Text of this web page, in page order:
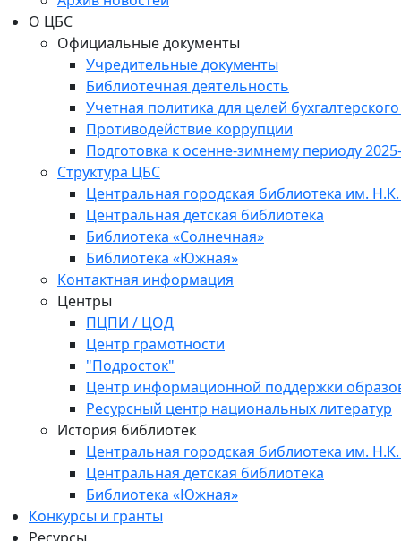
О ЦБС
Официальные документы
Учредительные документы
Библиотечная деятельность
Учетная политика для целей
Противодействие коррупции
Подготовка к осенне-зимнему периоду
Структура ЦБС
Центральная городская библиотека им.
Центральная детская библиотека
Библиотека «Солнечная»
Библиотека «Южная»
Контактная информация
Центры
ПЦПИ / ЦОД
Центр грамотности
"Подросток"
Центр информационной поддержки
Ресурсный центр национальных литератур
История библиотек
Центральная городская библиотека им.
Центральная детская библиотека
Библиотека «Южная»
Конкурсы и гранты